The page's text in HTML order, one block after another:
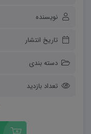
نویسنده
تاریخ انتشار
دسته بندی
تعداد بازدید